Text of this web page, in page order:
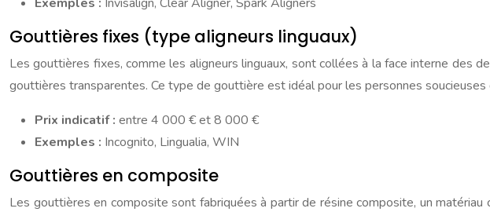
Gouttières fixes (type aligneurs linguaux)
Les gouttières fixes, comme les aligneurs linguaux, sont collées à la face interne des
gouttières transparentes. Ce type de gouttière est idéal pour les personnes
Prix indicatif : entre 4 000 € et 8 000 €
Exemples : Incognito, Lingualia, WIN
Gouttières en composite
Les gouttières en composite sont fabriquées à partir de résine composite, un